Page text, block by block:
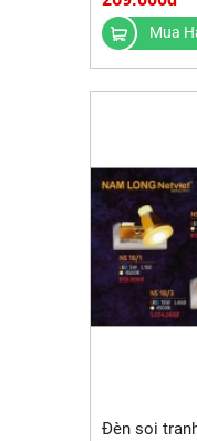
Mua
Đèn soi